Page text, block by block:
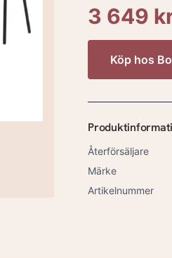
3 649
Köp hos
Återförsäljare
Märke
Artikelnummer